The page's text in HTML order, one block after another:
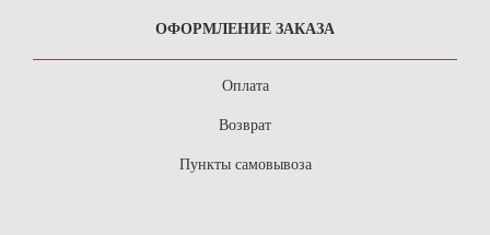
ОФОРМЛЕНИЕ ЗАКАЗА
Оплата
Возврат
Пункты самовывоза